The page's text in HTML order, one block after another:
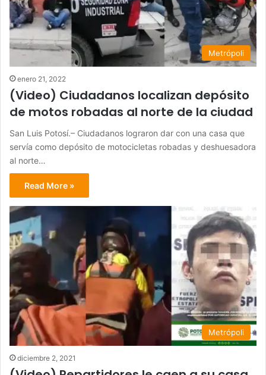
Metrópoli
enero 21, 2022
(Video) Ciudadanos localizan depósito
de motos robadas al norte de la ciudad
San Luis Potosí.– Ciudadanos lograron dar con una casa que
servía como depósito de motocicletas robadas y deshuesadora
al norte…
Read More »
Metrópoli
diciembre 2, 2021